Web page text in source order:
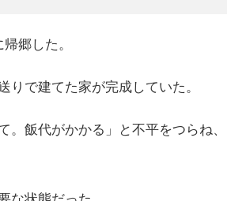
郷した。
で建てた家が完成していた。
飯代がかかる」と不平をつらね、